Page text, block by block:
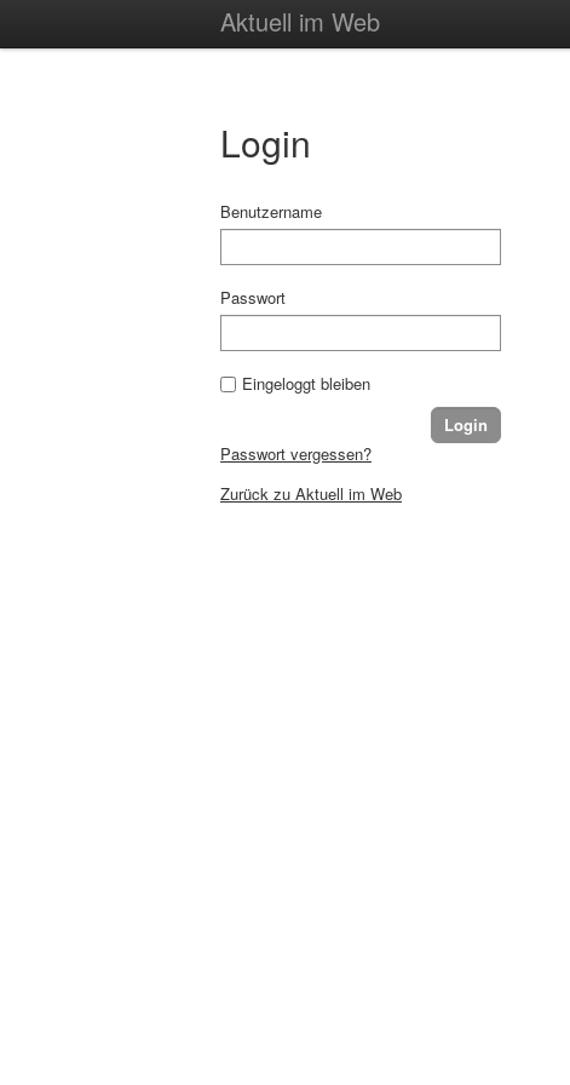
Aktuell im Web
Login
Benutzername
Passwort
Eingeloggt bleiben
Passwort vergessen?
Zurück zu Aktuell im Web